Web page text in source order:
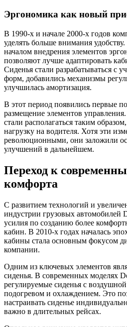
Эргономика как новый
В 1990-х и начале 2000-х годов
уделять больше внимания
началом внедрения элементов
позволяют лучше адаптировать
Сиденья стали разрабатываться с
форм, добавились механизмы
улучшилась амортизация.
В этот период появились первые
размещение элементов
стали располагаться таким
нагрузку на водителя. Хотя эти
революционными, они заложили
улучшений в дальнейшем.
Переход к
комфорта
С развитием технологий и
индустрии грузовых автомобилей
усилия по созданию более
кабин. В 2010-х годах началась
кабины стала основным фокусом
компании.
Одним из ключевых элементов
сиденья. В современных моделях
регулируемые сиденья с
подогревом и охлаждением. Это
настраивать сиденье
важно в длительных рейсах.